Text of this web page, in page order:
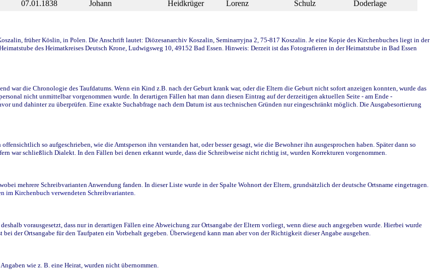
07.01.1838 Johann Heidkrüger Lorenz Schulz Doderlage
früher Köslin, in Polen. Die Anschrift lautet: Diözesanarchiv Koszalin, Seminarryjna 2, 75-817 Koszalin. Je eine Kopie des Kirchenbuches liegt in der
des Heimatkreises Deutsch Krone, Ludwigsweg 10, 49152 Bad Essen. Hinweis: Derzeit ist das Fotografieren in der Heimatstube in Bad Essen
war die Chronologie des Taufdatums. Wenn ein Kind z.B. nach der Geburt krank war, oder die Eltern die Geburt nicht sofort anzeigen konnten, wurde das
nicht unmittelbar vorgenommen wurde. In derartigen Fällen hat man dann diesen Eintrag auf der derzeitigen aktuellen Seite - am Ende -
und dahinter zu überprüfen. Eine exakte Suchabfrage nach dem Datum ist aus technischen Gründen nur eingeschränkt möglich. Die Ausgabesortierung
so aufgeschrieben, wie die Amtsperson ihn verstanden hat, oder besser gesagt, wie die Bewohner ihn ausgesprochen haben. Später dann so
war schließlich Dialekt. In den Fällen bei denen erkannt wurde, dass die Schreibweise nicht richtig ist, wurden Korrekturen vorgenommen.
mehrere Schreibvarianten Anwendung fanden. In dieser Liste wurde in der Spalte Wohnort der Eltern, grundsätzlich der deutsche Ortsname eingetragen.
im Kirchenbuch verwendeten Schreibvarianten.
vorausgesetzt, dass nur in derartigen Fällen eine Abweichung zur Ortsangabe der Eltern vorliegt, wenn diese auch angegeben wurde. Hierbei wurde
der Ortsangabe für den Taufpaten ein Vorbehalt gegeben. Überwiegend kann man aber von der Richtigkeit dieser Angabe ausgehen.
wie z. B. eine Heirat, wurden nicht übernommen.